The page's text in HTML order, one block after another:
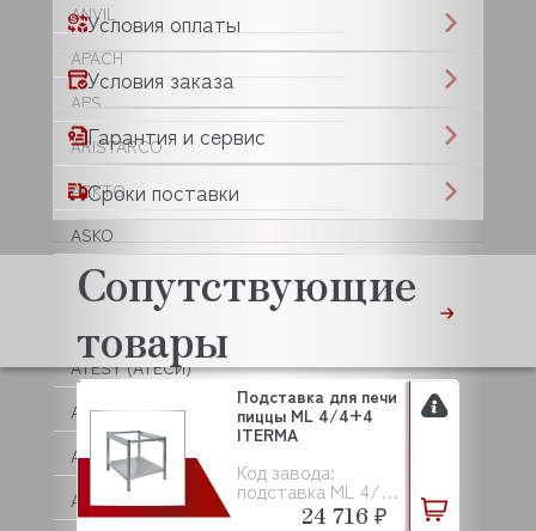
ANVIL
APACH
APS
ARISTARCO
ARKTO
ASKO
ASSUM
ATESY (АТЕСИ)
ATOLLSPEED
AUCMA
AURORA
Условия оплаты
Условия заказа
Гарантия и сервис
Сроки поставки
Сопутствующие
товары
Код завода:
подставка ML 4/4+4
Подставка для печи
пиццы ML 4/4+4
ITERMA
24 716 ₽